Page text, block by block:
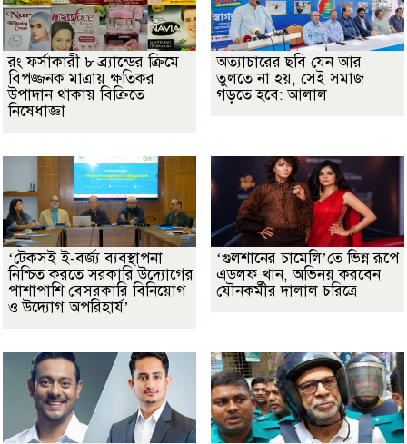
রং ফর্সাকারী ৮ ব্র্যান্ডের ক্রিমে
বিপজ্জনক মাত্রায় ক্ষতিকর
উপাদান থাকায় বিক্রিতে
নিষেধাজ্ঞা
অত্যাচারের ছবি যেন আর
তুলতে না হয়, সেই সমাজ
গড়তে হবে: আলাল
‘টেকসই ই-বর্জ্য ব্যবস্থাপনা
নিশ্চিত করতে সরকারি উদ্যোগের
পাশাপাশি বেসরকারি বিনিয়োগ
ও উদ্যোগ অপরিহার্য’
‘গুলশানের চামেলি’তে ভিন্ন রূপে
এডলফ খান, অভিনয় করবেন
যৌনকর্মীর দালাল চরিত্রে